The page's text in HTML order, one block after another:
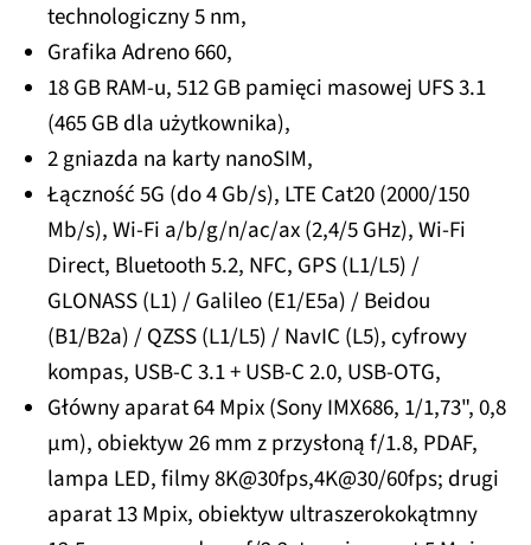
technologiczny 5 nm,
Grafika Adreno 660,
18 GB RAM-u, 512 GB pamięci masowej UFS 3.1
(465 GB dla użytkownika),
2 gniazda na karty nanoSIM,
Łączność 5G (do 4 Gb/s), LTE Cat20 (2000/150
Mb/s), Wi-Fi a/b/g/n/ac/ax (2,4/5 GHz), Wi-Fi
Direct, Bluetooth 5.2, NFC, GPS (L1/L5) /
GLONASS (L1) / Galileo (E1/E5a) / Beidou
(B1/B2a) / QZSS (L1/L5) / NavIC (L5), cyfrowy
kompas, USB-C 3.1 + USB-C 2.0, USB-OTG,
Główny aparat 64 Mpix (Sony IMX686, 1/1,73", 0,8
µm), obiektyw 26 mm z przysłoną f/1.8, PDAF,
lampa LED, filmy 8K@30fps,4K@30/60fps; drugi
aparat 13 Mpix, obiektyw ultraszerokokątmny